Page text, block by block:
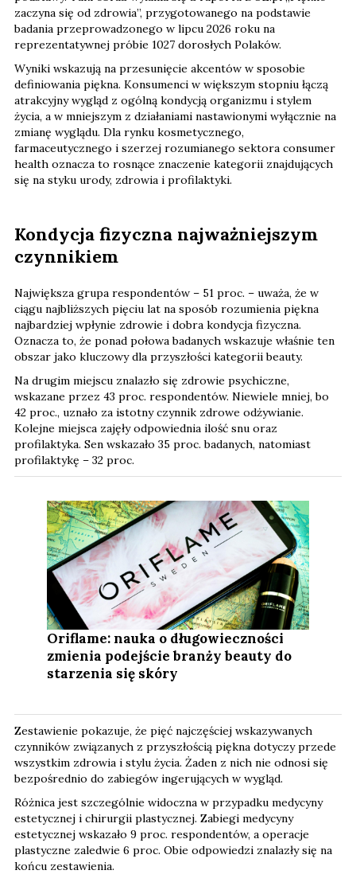
zaczyna się od zdrowia”, przygotowanego na podstawie
badania przeprowadzonego w lipcu 2026 roku na
reprezentatywnej próbie 1027 dorosłych Polaków.
Wyniki wskazują na przesunięcie akcentów w sposobie
definiowania piękna. Konsumenci w większym stopniu łączą
atrakcyjny wygląd z ogólną kondycją organizmu i stylem
życia, a w mniejszym z działaniami nastawionymi wyłącznie na
zmianę wyglądu. Dla rynku kosmetycznego,
farmaceutycznego i szerzej rozumianego sektora consumer
health oznacza to rosnące znaczenie kategorii znajdujących
się na styku urody, zdrowia i profilaktyki.
Kondycja fizyczna najważniejszym
czynnikiem
Największa grupa respondentów – 51 proc. – uważa, że w
ciągu najbliższych pięciu lat na sposób rozumienia piękna
najbardziej wpłynie zdrowie i dobra kondycja fizyczna.
Oznacza to, że ponad połowa badanych wskazuje właśnie ten
obszar jako kluczowy dla przyszłości kategorii beauty.
Na drugim miejscu znalazło się zdrowie psychiczne,
wskazane przez 43 proc. respondentów. Niewiele mniej, bo
42 proc., uznało za istotny czynnik zdrowe odżywianie.
Kolejne miejsca zajęły odpowiednia ilość snu oraz
profilaktyka. Sen wskazało 35 proc. badanych, natomiast
profilaktykę – 32 proc.
Oriflame: nauka o długowieczności
zmienia podejście branży beauty do
starzenia się skóry
Zestawienie pokazuje, że pięć najczęściej wskazywanych
czynników związanych z przyszłością piękna dotyczy przede
wszystkim zdrowia i stylu życia. Żaden z nich nie odnosi się
bezpośrednio do zabiegów ingerujących w wygląd.
Różnica jest szczególnie widoczna w przypadku medycyny
estetycznej i chirurgii plastycznej. Zabiegi medycyny
estetycznej wskazało 9 proc. respondentów, a operacje
plastyczne zaledwie 6 proc. Obie odpowiedzi znalazły się na
końcu zestawienia.